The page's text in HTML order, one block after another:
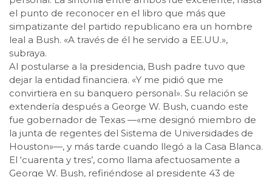
el punto de reconocer en el libro que más que
simpatizante del partido republicano era un hombre
leal a Bush. «A través de él he servido a EE.UU.»,
subraya.
Al postularse a la presidencia, Bush padre tuvo que
dejar la entidad financiera. «Y me pidió que me
convirtiera en su banquero personal». Su relación se
extendería después a George W. Bush, cuando este
fue gobernador de Texas —«me designó miembro de
la junta de regentes del Sistema de Universidades de
Houston»—, y más tarde cuando llegó a la Casa Blanca.
El ‘cuarenta y tres’, como llama afectuosamente a
George W. Bush, refiriéndose al presidente 43 de